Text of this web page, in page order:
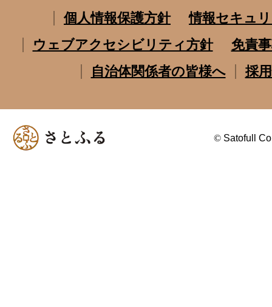
個人情報保護方針
情報セキュ
ウェブアクセシビリティ方針
免責
自治体関係者の皆様へ
採
© Satofull